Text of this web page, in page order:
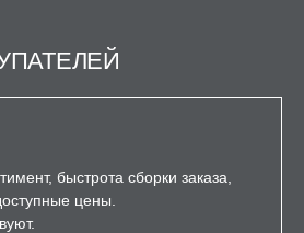
быстрота сборки заказа,
цены.